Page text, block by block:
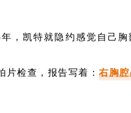
，凯特就隐约感觉自己
片检查，报告写着： 右胸